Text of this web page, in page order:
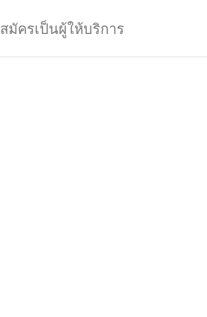
สมัครเป็นผู้ให้บริการ